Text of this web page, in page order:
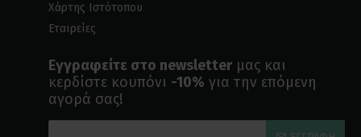
Χάρτης Ιστότοπου
Εταιρείες
Εγγραφείτε στο newsletter μας και
κερδίστε κουπόνι -10% για την επόμενη
αγορά σας!